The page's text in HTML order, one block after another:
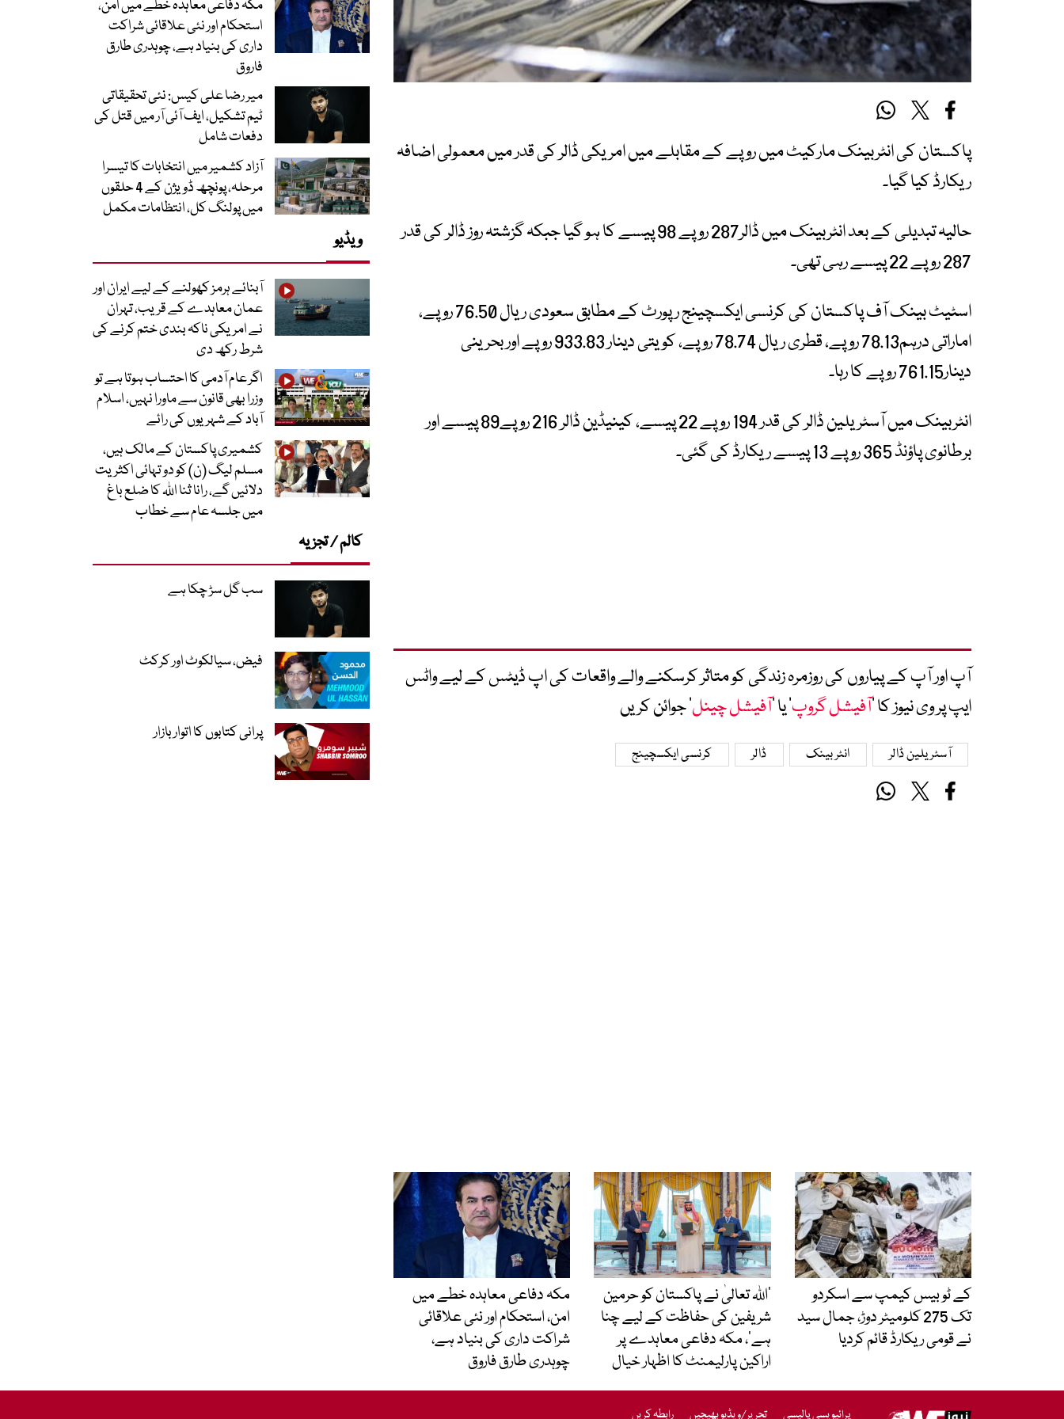
پاکستان کی انٹربینک مارکیٹ میں روپے کے مقابلے میں امریکی ڈالر کی قدر میں معمولی اضافہ
ریکارڈ کیا گیا۔
حالیہ تبدیلی کے بعد انٹربینک میں ڈالر287 روپے 98 پیسے کا ہو گیا جبکہ گزشتہ روز ڈالر کی قدر
287 روپے 22 پیسے رہی تھی۔
اسٹیٹ بینک آف پاکستان کی کرنسی ایکسچینج رپورٹ کے مطابق سعودی ریال 76.50 روپے،
اماراتی درہم78.13 روپے، قطری ریال 78.74 روپے، کویتی دینار 933.83 روپے اور بحرینی
دینار761.15 روپے کا رہا۔
انٹربینک میں آسٹریلین ڈالر کی قدر 194 روپے 22 پیسے، کینیڈین ڈالر 216 روپے89 پیسے اور
برطانوی پاؤنڈ 365 روپے 13 پیسے ریکارڈ کی گئی۔
آپ اور آپ کے پیاروں کی روزمرہ زندگی کو متاثر کرسکنے والے واقعات کی اپ ڈیٹس کے لیے واٹس
ایپ پر وی نیوز کا ’آفیشل گروپ‘ یا ’آفیشل چینل‘ جوائن کریں
آسٹریلین ڈالر انٹربینک ڈالر کرنسی ایکسچینج
کے ٹو بیس کیمپ سے اسکردو
تک 275 کلومیٹر دوڑ، جمال سید
نے قومی ریکارڈ قائم کردیا
’اللہ تعالیٰ نے پاکستان کو حرمین
شریفین کی حفاظت کے لیے چنا
ہے‘، مکہ دفاعی معاہدے پر
اراکین پارلیمنٹ کا اظہار خیال
مکہ دفاعی معاہدہ خطے میں
امن، استحکام اور نئی علاقائی
شراکت داری کی بنیاد ہے،
چوہدری طارق فاروق
مکہ دفاعی معاہدہ خطے میں امن،
استحکام اور نئی علاقائی شراکت
داری کی بنیاد ہے، چوہدری طارق
فاروق
میر رضا علی کیس: نئی تحقیقاتی
ٹیم تشکیل، ایف آئی آر میں قتل کی
دفعات شامل
آزاد کشمیر میں انتخابات کا تیسرا
مرحلہ، پونچھ ڈویژن کے 4 حلقوں
میں پولنگ کل، انتظامات مکمل
ویڈیو
آبنائے ہرمز کھولنے کے لیے ایران اور
عمان معاہدے کے قریب، تہران
نے امریکی ناکہ بندی ختم کرنے کی
شرط رکھ دی
اگر عام آدمی کا احتساب ہوتا ہے تو
وزرا بھی قانون سے ماورا نہیں، اسلام
آباد کے شہریوں کی رائے
کشمیری پاکستان کے مالک ہیں،
مسلم لیگ (ن) کو دو تہائی اکثریت
دلائیں گے، رانا ثنا اللہ کا ضلع باغ
میں جلسہ عام سے خطاب
کالم / تجزیہ
سب گل سڑ چکا ہے
فیض، سیالکوٹ اور کرکٹ
پرانی کتابوں کا اتوار بازار
پرائیویسی پالیسی تحریر/ویڈیو بھیجیں رابطہ کریں